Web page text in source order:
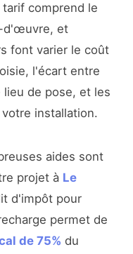
tarif comprend le
d'œuvre, et
font varier le coût
l'écart entre
de pose, et les
installation.
aides sont
projet à Le
d'impôt pour
permet de
de 75% du